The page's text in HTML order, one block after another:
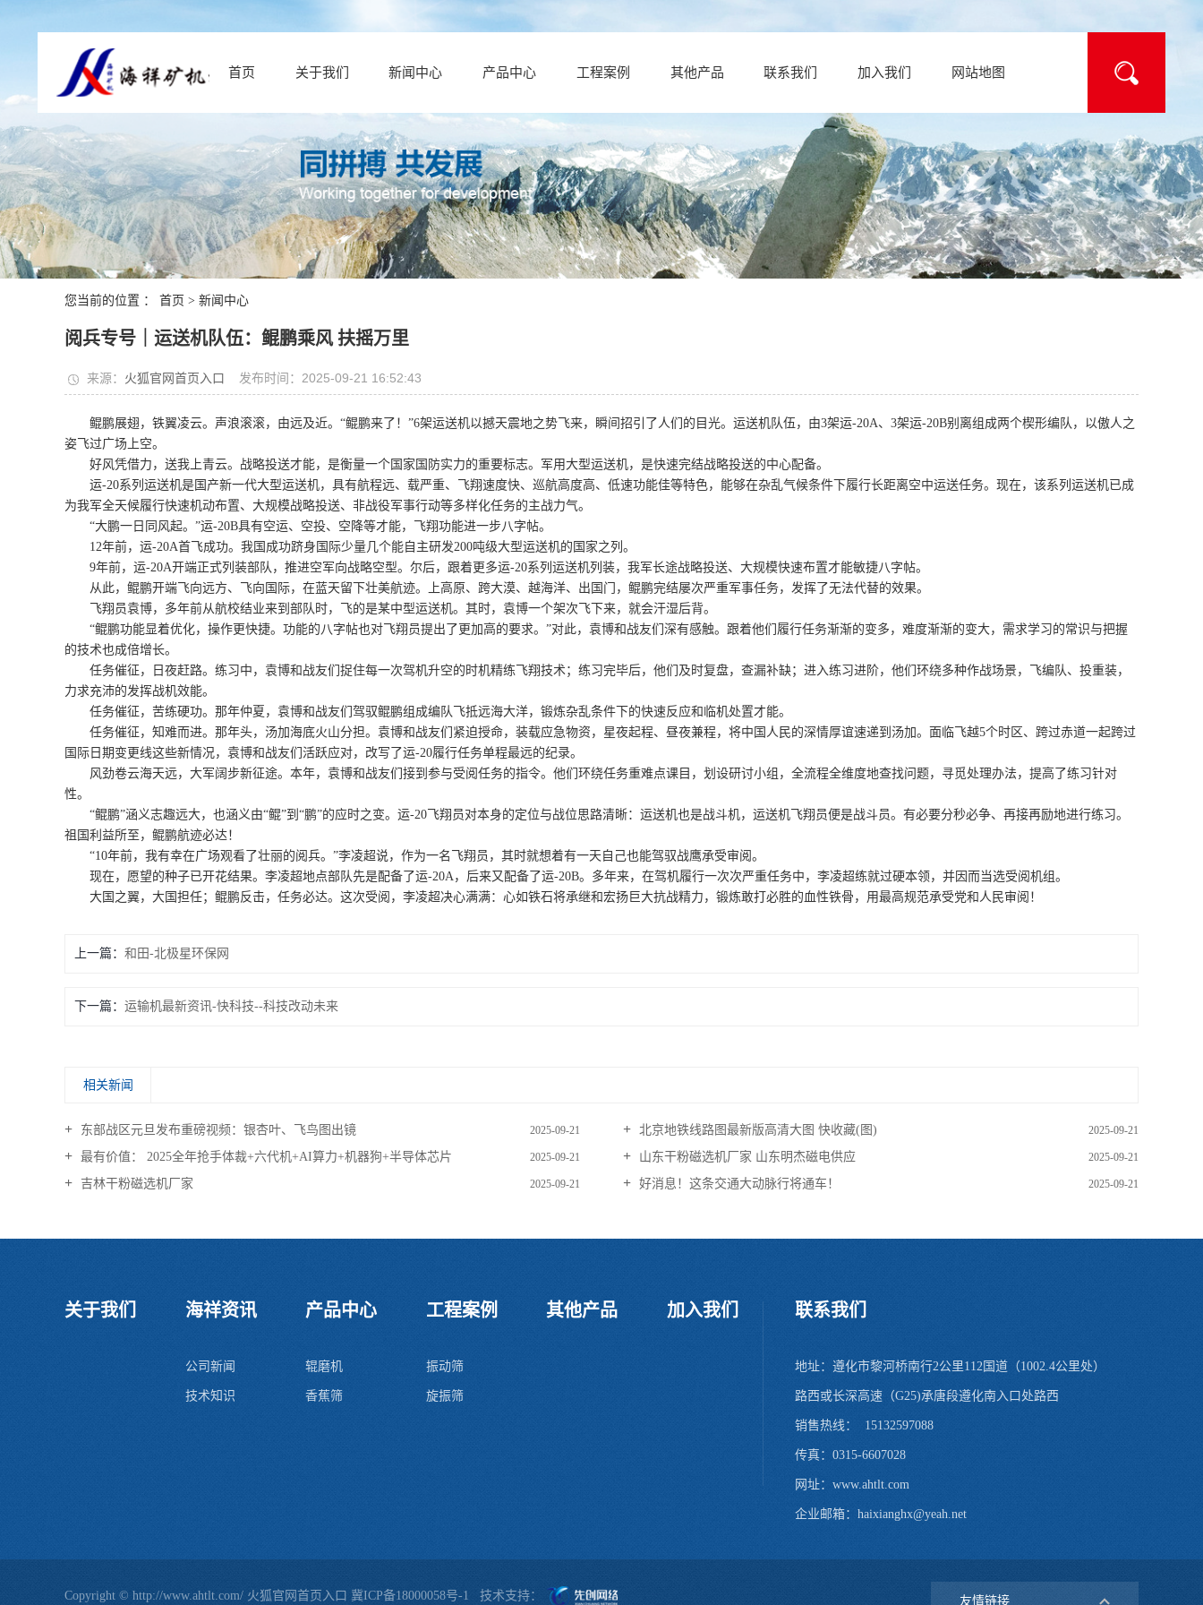
首页 关于我们 新闻中心 产品中心 工程案例 其他产品 联系我们 加入我们 网站地图
您当前的位置 ： 首页 > 新闻中心
阅兵专号｜运送机队伍：鲲鹏乘风 扶摇万里
来源： 火狐官网首页入口 发布时间：2025-09-21 16:52:43
鲲鹏展翅，铁翼凌云。声浪滚滚，由远及近。“鲲鹏来了！”6架运送机以撼天震地之势飞来，瞬间招引了人们的目光。运送机队伍，由3架运-20A、3架运-20B别离组成两个楔形编队，以傲人之
姿飞过广场上空。
好风凭借力，送我上青云。战略投送才能，是衡量一个国家国防实力的重要标志。军用大型运送机，是快速完结战略投送的中心配备。
运-20系列运送机是国产新一代大型运送机，具有航程远、载严重、飞翔速度快、巡航高度高、低速功能佳等特色，能够在杂乱气候条件下履行长距离空中运送任务。现在，该系列运送机已成
为我军全天候履行快速机动布置、大规模战略投送、非战役军事行动等多样化任务的主战力气。
“大鹏一日同风起。”运-20B具有空运、空投、空降等才能，飞翔功能进一步八字帖。
12年前，运-20A首飞成功。我国成功跻身国际少量几个能自主研发200吨级大型运送机的国家之列。
9年前，运-20A开端正式列装部队，推进空军向战略空型。尔后，跟着更多运-20系列运送机列装，我军长途战略投送、大规模快速布置才能敏捷八字帖。
从此，鲲鹏开端飞向远方、飞向国际，在蓝天留下壮美航迹。上高原、跨大漠、越海洋、出国门，鲲鹏完结屡次严重军事任务，发挥了无法代替的效果。
飞翔员袁博，多年前从航校结业来到部队时，飞的是某中型运送机。其时，袁博一个架次飞下来，就会汗湿后背。
“鲲鹏功能显着优化，操作更快捷。功能的八字帖也对飞翔员提出了更加高的要求。”对此，袁博和战友们深有感触。跟着他们履行任务渐渐的变多，难度渐渐的变大，需求学习的常识与把握
的技术也成倍增长。
任务催征，日夜赶路。练习中，袁博和战友们捉住每一次驾机升空的时机精练飞翔技术；练习完毕后，他们及时复盘，查漏补缺；进入练习进阶，他们环绕多种作战场景，飞编队、投重装，
力求充沛的发挥战机效能。
任务催征，苦练硬功。那年仲夏，袁博和战友们驾驭鲲鹏组成编队飞抵远海大洋，锻炼杂乱条件下的快速反应和临机处置才能。
任务催征，知难而进。那年头，汤加海底火山分担。袁博和战友们紧迫授命，装载应急物资，星夜起程、昼夜兼程，将中国人民的深情厚谊速递到汤加。面临飞越5个时区、跨过赤道一起跨过
国际日期变更线这些新情况，袁博和战友们活跃应对，改写了运-20履行任务单程最远的纪录。
风劲卷云海天远，大军阔步新征途。本年，袁博和战友们接到参与受阅任务的指令。他们环绕任务重难点课目，划设研讨小组，全流程全维度地查找问题，寻觅处理办法，提高了练习针对
性。
“鲲鹏”涵义志趣远大，也涵义由“鲲”到“鹏”的应时之变。运-20飞翔员对本身的定位与战位思路清晰：运送机也是战斗机，运送机飞翔员便是战斗员。有必要分秒必争、再接再励地进行练习。
祖国利益所至，鲲鹏航迹必达！
“10年前，我有幸在广场观看了壮丽的阅兵。”李凌超说，作为一名飞翔员，其时就想着有一天自己也能驾驭战鹰承受审阅。
现在，愿望的种子已开花结果。李凌超地点部队先是配备了运-20A，后来又配备了运-20B。多年来，在驾机履行一次次严重任务中，李凌超练就过硬本领，并因而当选受阅机组。
大国之翼，大国担任；鲲鹏反击，任务必达。这次受阅，李凌超决心满满：心如铁石将承继和宏扬巨大抗战精力，锻炼敢打必胜的血性铁骨，用最高规范承受党和人民审阅！
上一篇： 和田-北极星环保网
下一篇： 运输机最新资讯-快科技--科技改动未来
相关新闻
东部战区元旦发布重磅视频：银杏叶、飞鸟图出镜 2025-09-21 北京地铁线路图最新版高清大图 快收藏(图) 2025-09-21
最有价值： 2025全年抢手体裁+六代机+AI算力+机器狗+半导体芯片 2025-09-21 山东干粉磁选机厂家 山东明杰磁电供应 2025-09-21
吉林干粉磁选机厂家 2025-09-21 好消息！这条交通大动脉行将通车！ 2025-09-21
关于我们 海祥资讯
公司新闻
技术知识
产品中心
辊磨机
香蕉筛
工程案例
振动筛
旋振筛
其他产品 加入我们 联系我们
地址：遵化市黎河桥南行2公里112国道（1002.4公里处）
路西或长深高速（G25)承唐段遵化南入口处路西
销售热线： 15132597088
传真：0315-6607028
网址：www.ahtlt.com
企业邮箱：haixianghx@yeah.net
Copyright © http://www.ahtlt.com/ 火狐官网首页入口 冀ICP备18000058号-1 技术支持： 友情链接